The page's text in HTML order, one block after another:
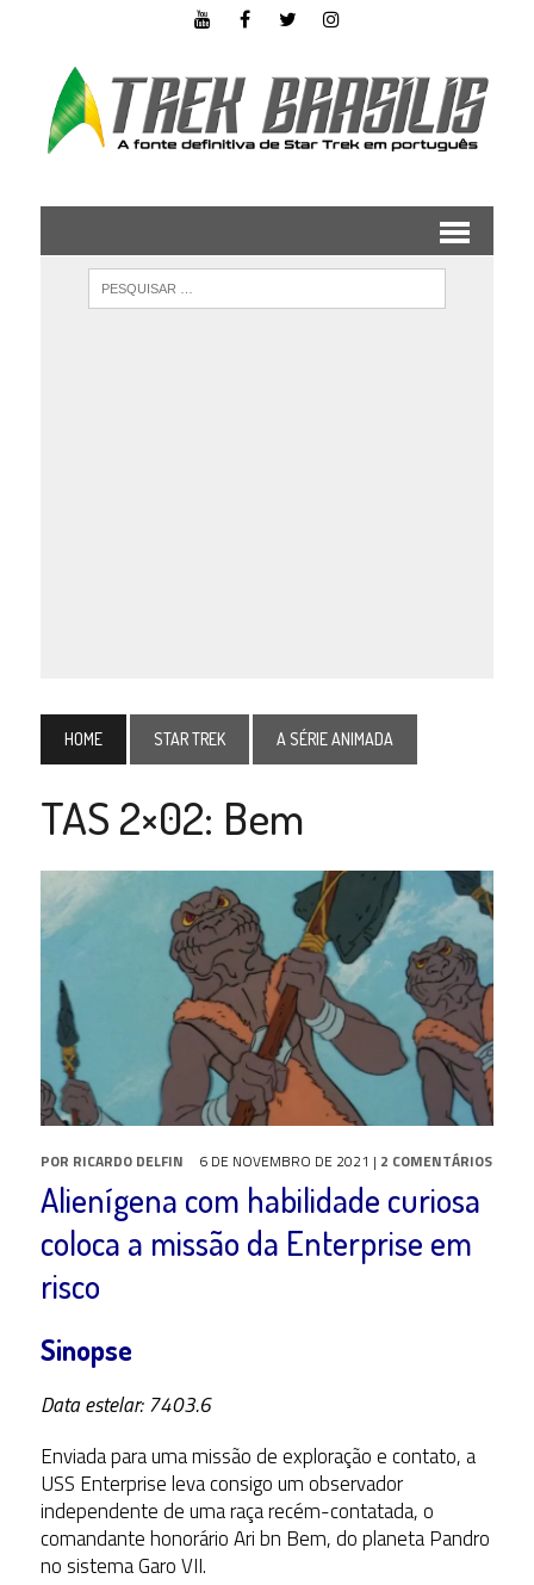
HOME STAR TREK A SÉRIE ANIMADA
TAS 2×02: Bem
POR RICARDO DELFIN 6 DE NOVEMBRO DE 2021 | 2 COMENTÁRIOS
Alienígena com habilidade curiosa
coloca a missão da Enterprise em
risco
Sinopse
Data estelar: 7403.6
Enviada para uma missão de exploração e contato, a
USS Enterprise leva consigo um observador
independente de uma raça recém-contatada, o
comandante honorário Ari bn Bem, do planeta Pandro
no sistema Garo VII.